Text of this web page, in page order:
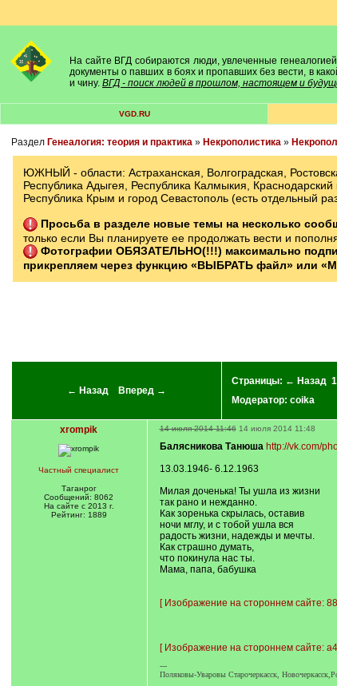
На сайте ВГД собираются люди, увлеченные
документы о павших в боях и пропавших без вести, в
и чину. ВГД - поиск людей в прошлом, настоящем и
VGD.RU
Раздел Генеалогия: теория и практика» Некрополистика»
ЮЖНЫЙ - области: Астраханская, Волгоградская,
Республика Адыгея, Республика Калмыкия,
Республика Крым и город Севастополь (есть отдельный
Просьба в разделе новые темы на несколько
только если Вы планируете ее продолжать вести и
Фотографии ОБЯЗАТЕЛЬНО(!!!) максимально
прикрепляем через функцию «ВЫБРАТЬ файл» или
← Назад Вперед →
Страницы: ← Назад 1
Модератор: coika
xrompik
Частный специалист
Таганрог
Сообщений: 8062
На сайте с 2013 г.
Рейтинг: 1889
14 июля 2014 11:46 14 июля 2014 11:48
Балясникова Танюша http://vk.com/
13.03.1946- 6.12.1963
Милая доченька! Ты ушла из жизни
так рано и нежданно.
Как зоренька скрылась, оставив
ночи мглу, и с тобой ушла вся
радость жизни, надежды и мечты.
Как страшно думать,
что покинула нас ты.
Мама, папа, бабушка
[ Изображение на стороннем сайте:
[ Изображение на стороннем сайте:
---
Поляковы-Уваровы Старочеркасск,